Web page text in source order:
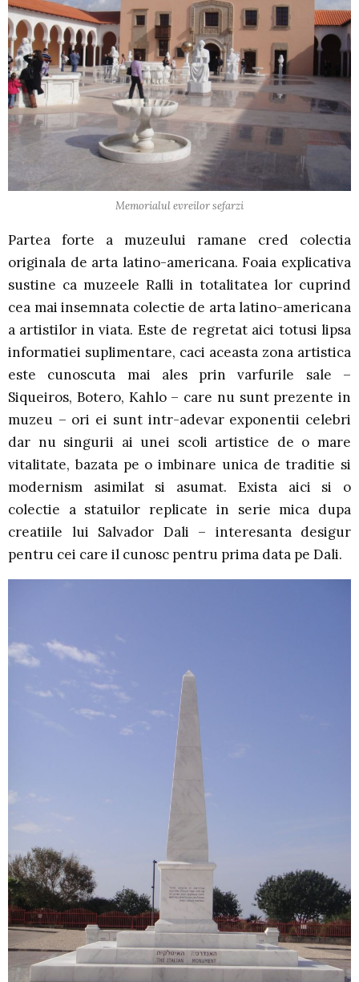
Memorialul evreilor sefarzi
Partea forte a muzeului ramane cred colectia
originala de arta latino-americana. Foaia explicativa
sustine ca muzeele Ralli in totalitatea lor cuprind
cea mai insemnata colectie de arta latino-americana
a artistilor in viata. Este de regretat aici totusi lipsa
informatiei suplimentare, caci aceasta zona artistica
este cunoscuta mai ales prin varfurile sale –
Siqueiros, Botero, Kahlo – care nu sunt prezente in
muzeu – ori ei sunt intr-adevar exponentii celebri
dar nu singurii ai unei scoli artistice de o mare
vitalitate, bazata pe o imbinare unica de traditie si
modernism asimilat si asumat. Exista aici si o
colectie a statuilor replicate in serie mica dupa
creatiile lui Salvador Dali – interesanta desigur
pentru cei care il cunosc pentru prima data pe Dali.